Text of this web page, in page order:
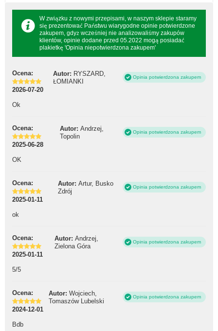
W związku z nowymi przepisami, w naszym sklepie staramy
się prezentować Państwu wiarygodne opinie potwierdzone
zakupem, gdyż wcześniej nie analizowaliśmy zakupów
klientów, opinie dodane przed 05.2022 mogą posiadać
plakietkę 'Opinia niepotwierdzona zakupem'
Ocena: Autor: RYSZARD,
ŁOMIANKI
Opinia potwierdzona zakupem
2026-07-20
Ok
Ocena: Autor: Andrzej,
Topolin
Opinia potwierdzona zakupem
2025-06-28
OK
Ocena: Autor: Artur, Busko
Zdrój
Opinia potwierdzona zakupem
2025-01-11
ok
Ocena: Autor: Andrzej,
Zielona Góra
Opinia potwierdzona zakupem
2025-01-11
5/5
Ocena: Autor: Wojciech,
Tomaszów Lubelski
Opinia potwierdzona zakupem
2024-12-01
Bdb